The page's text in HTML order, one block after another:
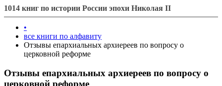
1014 книг по истории России эпохи Николая II
•
все книги по алфавиту
Отзывы епархиальных архиереев по вопросу о
церковной реформе
Отзывы епархиальных архиереев по вопросу о
церковной реформе